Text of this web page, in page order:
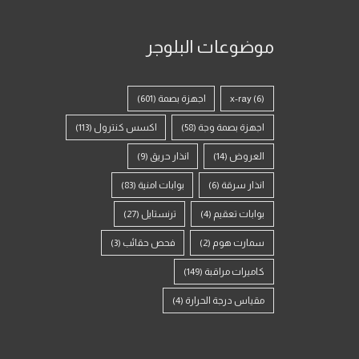
موضوعات البلوجر
x-ray (6) اجهزة بصمة (601)
اجهزة بصمة وجة (58) اكسس كنترول (113)
العروض (14) انذار حريق (9)
انذار سرقة (6) بوابات امنية (83)
بوابات تعقيم (4) ترنستايل (27)
سمارت هوم (2) فحص حقائب (3)
كاميرات مراقبة (149)
مقياس درجة الحرارة (4)